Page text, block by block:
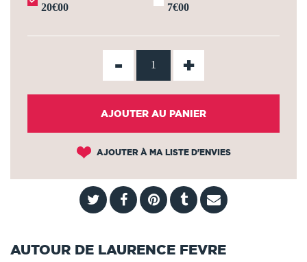
20€00 7€00
- +
AJOUTER AU PANIER
AJOUTER À MA LISTE D'ENVIES
AUTOUR DE LAURENCE FEVRE